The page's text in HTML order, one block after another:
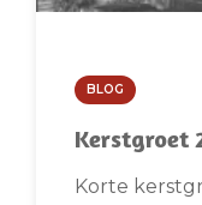
BLOG
Kerstgroet
Korte